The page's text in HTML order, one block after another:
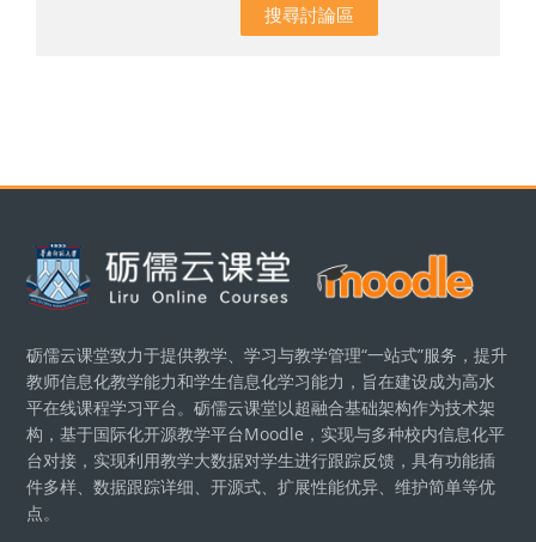
搜尋討論區
區塊
砺儒云课堂致力于提供教学、学习与教学管理“一站式”服务，提升
教师信息化教学能力和学生信息化学习能力，旨在建设成为高水
平在线课程学习平台。砺儒云课堂以超融合基础架构作为技术架
构，基于国际化开源教学平台Moodle，实现与多种校内信息化平
台对接，实现利用教学大数据对学生进行跟踪反馈，具有功能插
件多样、数据跟踪详细、开源式、扩展性能优异、维护简单等优
点。